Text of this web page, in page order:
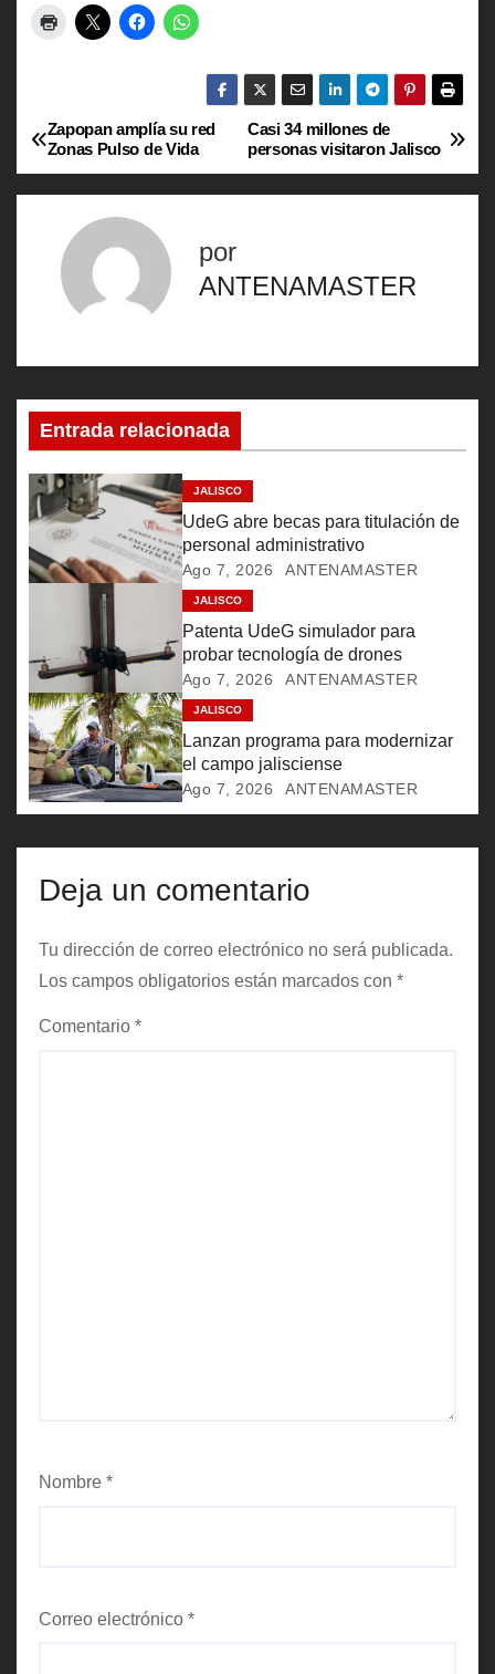
N
a
a
c
i
ó
n
e
e
n
t
r
a
d
a
s
Casi 34 millones de
personas visitaron Jalisco
Zapopan amplía su red
Zonas Pulso de Vida
por
ANTENAMASTER
Entrada relacionada
JALISCO
UdeG abre becas para titulación de
personal administrativo
Ago 7, 2026 ANTENAMASTER
JALISCO
Patenta UdeG simulador para
probar tecnología de drones
Ago 7, 2026 ANTENAMASTER
JALISCO
Lanzan programa para modernizar
el campo jalisciense
Ago 7, 2026 ANTENAMASTER
Deja un comentario
Tu dirección de correo electrónico no será publicada.
Los campos obligatorios están marcados con *
Comentario *
Nombre *
Correo electrónico *